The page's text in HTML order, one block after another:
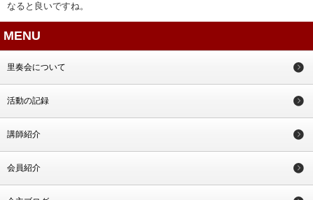
なると良いですね。
MENU
里奏会について
活動の記録
講師紹介
会員紹介